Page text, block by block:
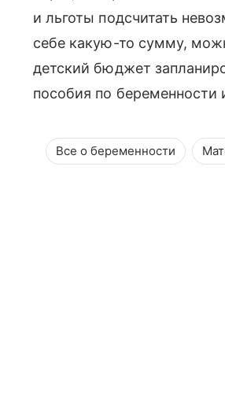
и льготы подсчитать
себе какую-то сумму,
детский бюджет
пособия по
Все о беременности